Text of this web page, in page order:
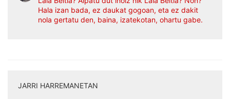
Hala izan bada, ez daukat gogoan, eta ez dakit
nola gertatu den, baina, izatekotan, ohartu gabe.
JARRI HARREMANETAN